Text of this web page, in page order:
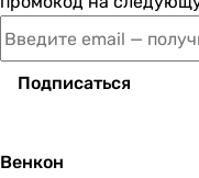
Подписаться
Венкон